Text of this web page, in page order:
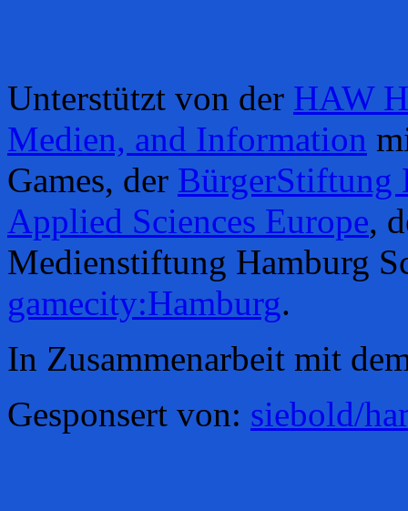
Unterstützt von der HAW
Medien, and Information
Games, der BürgerStiftung
Applied Sciences Europe,
Medienstiftung Hamburg
gamecity:Hamburg.
In Zusammenarbeit mit
Gesponsert von: siebold/